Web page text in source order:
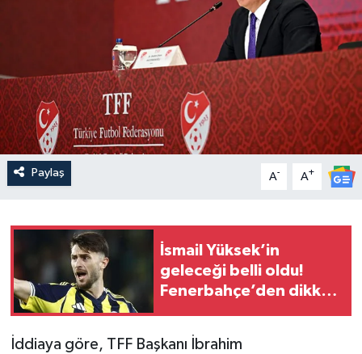
Paylaş A- A+
İsmail Yüksek’in
geleceği belli oldu!
Fenerbahçe’den dikkat
İddiaya göre, TFF Başkanı İbrahim